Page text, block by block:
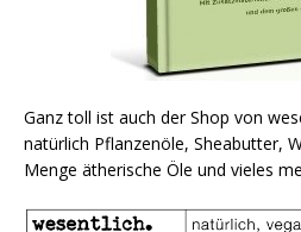
Ganz toll ist auch der Shop von
natürlich Pflanzenöle, Sheabutter,
Menge ätherische Öle und vieles